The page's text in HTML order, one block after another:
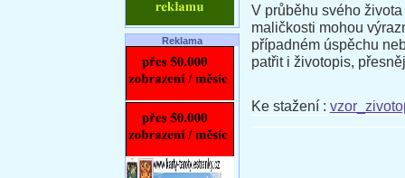
Reklama
V průběhu svého
maličkosti mohou
případném úspěchu
patřit i životopis,
Ke stažení :